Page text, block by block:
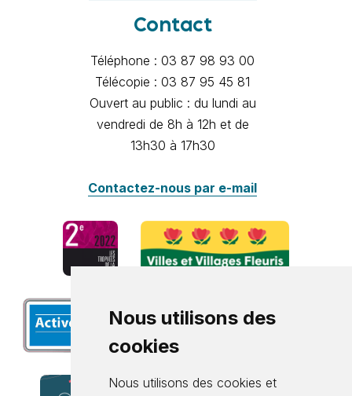
Nous utilisons des
cookies
Nous utilisons des cookies et
Contact
Téléphone : 03 87 98 93 00
Télécopie : 03 87 95 45 81
Ouvert au public : du lundi au
vendredi de 8h à 12h et de
13h30 à 17h30
Contactez-nous par e-mail